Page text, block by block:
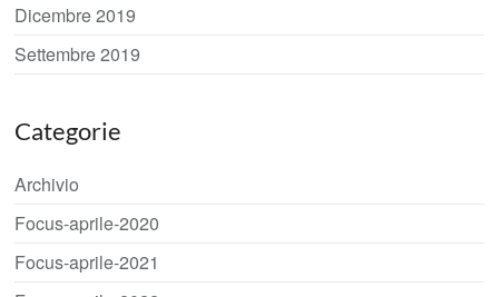
Dicembre 2019
Settembre 2019
Categorie
Archivio
Focus-aprile-2020
Focus-aprile-2021